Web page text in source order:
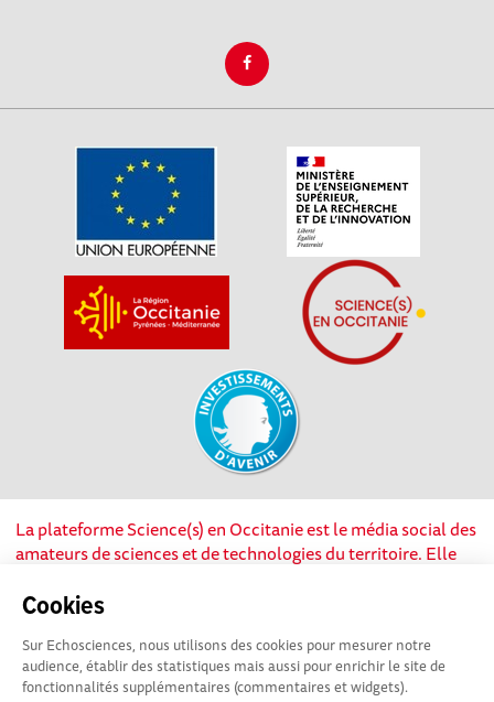
Cookies
Sur Echosciences, nous utilisons des cookies pour mesurer notre
audience, établir des statistiques mais aussi pour enrichir le site de
fonctionnalités supplémentaires (commentaires et widgets).
La plateforme Science(s) en Occitanie est le média social des
amateurs de sciences et de technologies du territoire. Elle
soutien de nombreux acteurs locaux. Ce projet est cofinancé
l’Union européenne via les fonds européen de
développement régional. Science(s) en Occitanie est une